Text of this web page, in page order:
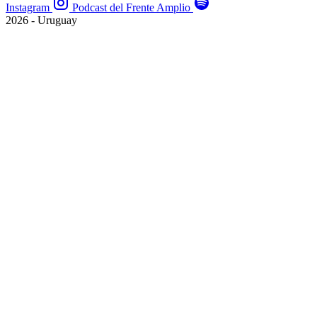
Instagram
Podcast del Frente Amplio
2026 - Uruguay